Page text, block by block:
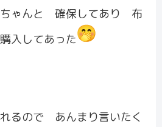
ゃんと 確保してあり 布
入してあった
るので あんまり言いたく